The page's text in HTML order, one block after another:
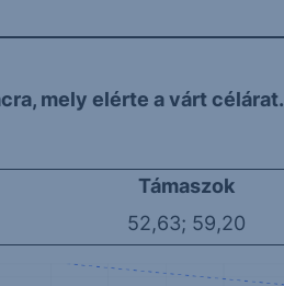
mely elérte a várt célárat.
Támaszok
52,63; 59,20